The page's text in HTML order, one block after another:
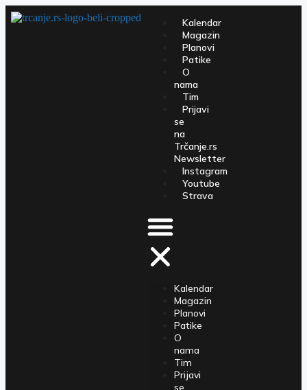
Kalendar
Magazin
Planovi
Patike
O
nama
Tim
Prijavi
se
na
Trčanje.rs
Newsletter
Instagram
Youtube
Strava
Kalendar
Magazin
Planovi
Patike
O
nama
Tim
Prijavi
se